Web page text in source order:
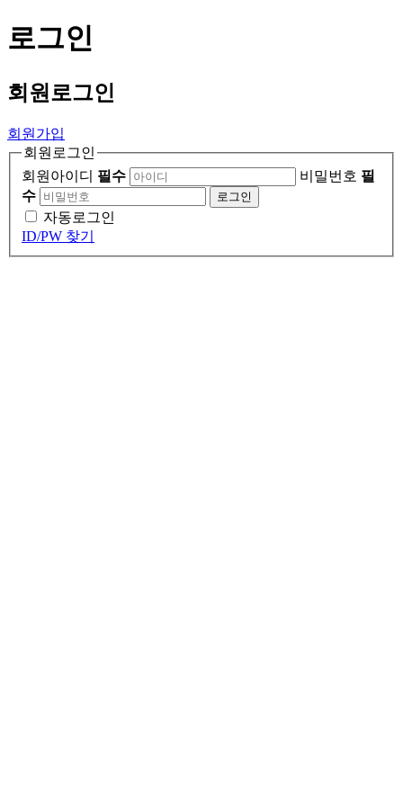
로그인
회원 로그인
회원가입
회원로그인
회원아이디 필수 비밀번호 필
수
로그인
자동로그인
ID/PW 찾기